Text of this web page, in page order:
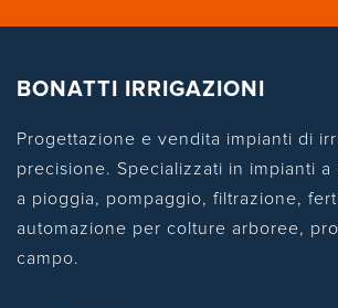
BONATTI IRRIGAZIONI
Progettazione e vendita impianti di
precisione. Specializzati in impianti a
a pioggia, pompaggio, filtrazione,
automazione per colture arboree,
campo.